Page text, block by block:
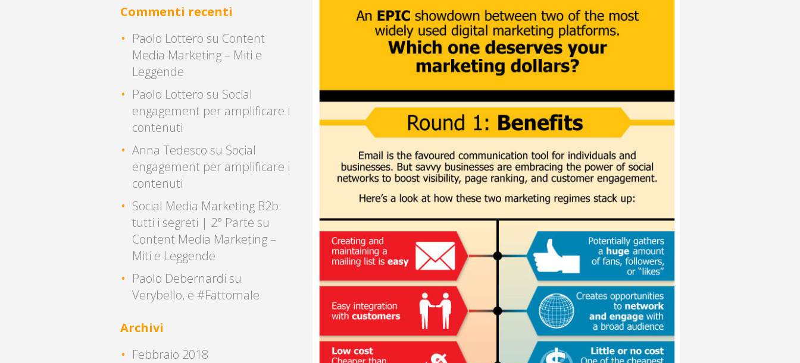
Commenti recenti
Paolo Lottero su Content
Media Marketing – Miti e
Leggende
Paolo Lottero su Social
engagement per amplificare i
contenuti
Anna Tedesco su Social
engagement per amplificare i
contenuti
Social Media Marketing B2b:
tutti i segreti | 2° Parte su
Content Media Marketing –
Miti e Leggende
Paolo Debernardi su
Verybello, e #Fattomale
Archivi
Febbraio 2018